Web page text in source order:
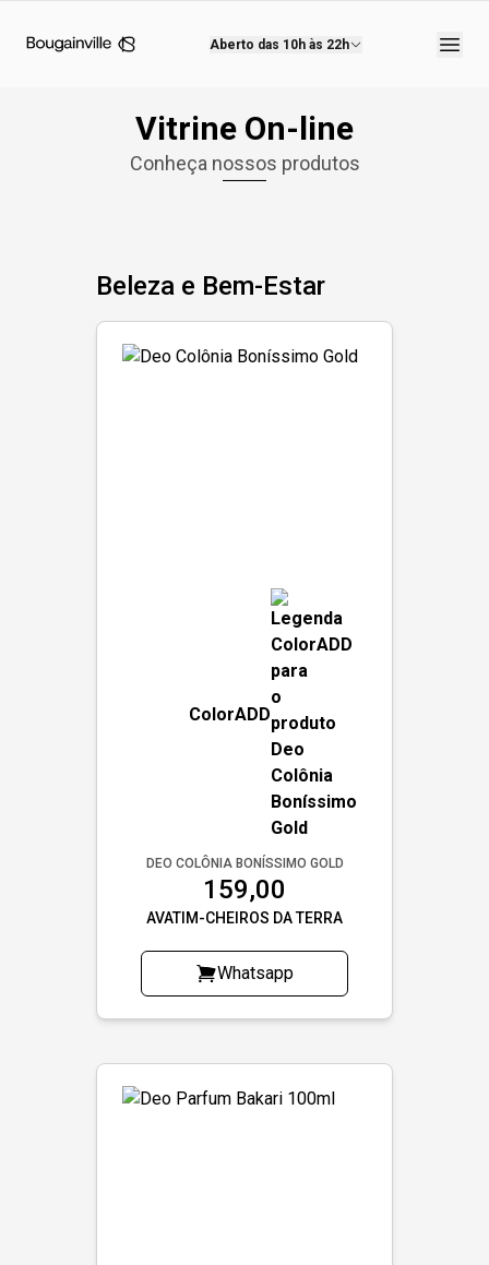
Aberto das 10h às 22h
Vitrine On-line
Conheça nossos produtos
Beleza e Bem-Estar
ColorADD
DEO COLÔNIA BONÍSSIMO GOLD
159,00
AVATIM-CHEIROS DA TERRA
Whatsapp